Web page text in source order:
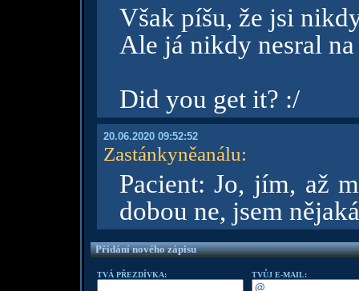
Však píšu, že jsi
Ale já nikdy nesral
Did you get it? :/
20.06.2020 09:52:52
Zastánkyněanálu:
Pacient: Jo, jím, až
dobou ne, jsem
Přidání nového zápisu
TVÁ PŘEZDÍVKA: TVŮJ E-MAIL: